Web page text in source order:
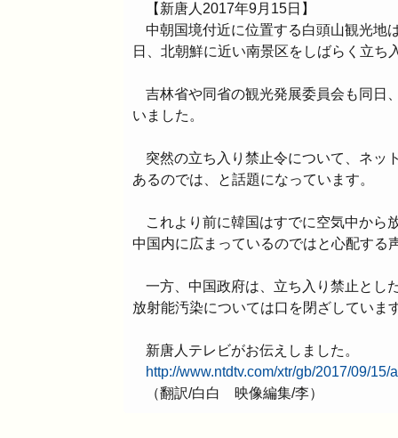
【新唐人2017年9月15日】
中朝国境付近に位置する白頭山観光地
日、北朝鮮に近い南景区をしばらく立
吉林省や同省の観光発展委員会も同日
いました。
突然の立ち入り禁止令について、ネッ
あるのでは、と話題になっています。
これより前に韓国はすでに空気中から
中国内に広まっているのではと心配する
一方、中国政府は、立ち入り禁止とし
放射能汚染については口を閉ざしていま
新唐人テレビがお伝えしました。
http://www.ntdtv.com/xtr/gb/2017/09/15/
（翻訳/白白 映像編集/李）